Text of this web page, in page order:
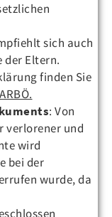
sich auch
der Eltern.
finden Sie
ARBÖ.
: Von
verlorener und
wird
bei der
wurde, da